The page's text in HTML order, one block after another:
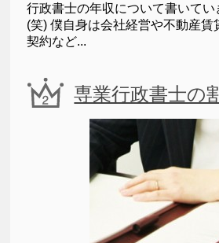
行政書士の年収について書いて
(笑) 僕自身は会社経営や不動産賃
契約など...
専業行政書士の